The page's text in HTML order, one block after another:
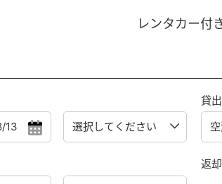
レンタカー付
貸
返